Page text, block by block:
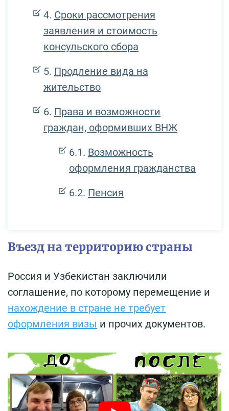
Сроки рассмотрения
заявления и стоимость
консульского сбора
Продление вида на
жительство
Права и возможности
граждан, оформивших ВНЖ
Возможность
оформления гражданства
Пенсия
Въезд на территорию страны
Россия и Узбекистан заключили
соглашение, по которому перемещение и
нахождение в стране не требует
оформления визы и прочих документов.